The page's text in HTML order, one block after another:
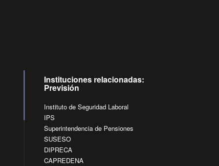
Instituciones relacionadas:
Previsión
Instituto de Seguridad Laboral
IPS
Superintendencia de Pensiones
SUSESO
DIPRECA
CAPREDENA